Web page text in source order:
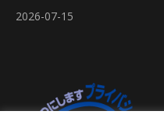
2026-07-15